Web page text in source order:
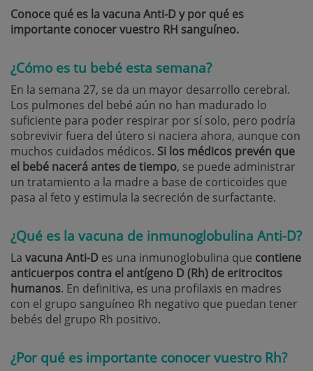
Conoce qué es la vacuna Anti-D y por qué es
importante conocer vuestro RH sanguíneo.
¿Cómo es tu bebé esta semana?
En la semana 27, se da un mayor desarrollo cerebral.
Los pulmones del bebé aún no han madurado lo
suficiente para poder respirar por sí solo, pero podría
sobrevivir fuera del útero si naciera ahora, aunque con
muchos cuidados médicos. Si los médicos prevén que
el bebé nacerá antes de tiempo, se puede administrar
un tratamiento a la madre a base de corticoides que
pasa al feto y estimula la secreción de surfactante.
¿Qué es la vacuna de inmunoglobulina Anti-D?
La vacuna Anti-D es una inmunoglobulina que contiene
anticuerpos contra el antígeno D (Rh) de eritrocitos
humanos. En definitiva, es una profilaxis en madres
con el grupo sanguíneo Rh negativo que puedan tener
bebés del grupo Rh positivo.
¿Por qué es importante conocer vuestro Rh?